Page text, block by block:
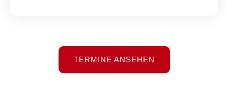
TERMINE ANSEHEN